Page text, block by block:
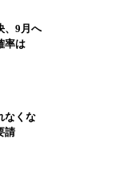
、9月へ
率は
なくな
請